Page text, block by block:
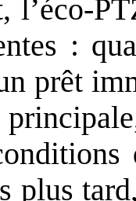
l’éco-
:
prêt
plus